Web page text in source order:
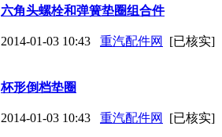
六角头螺栓和弹簧垫圈组合件
2014-01-03 10:43 重汽配件网 [已核实]
杯形倒档垫圈
2014-01-03 10:43 重汽配件网 [已核实]